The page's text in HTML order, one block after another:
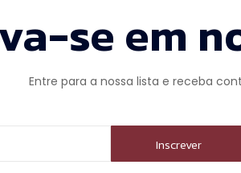
se em
Entre para a nossa lista e receba
Inscrever